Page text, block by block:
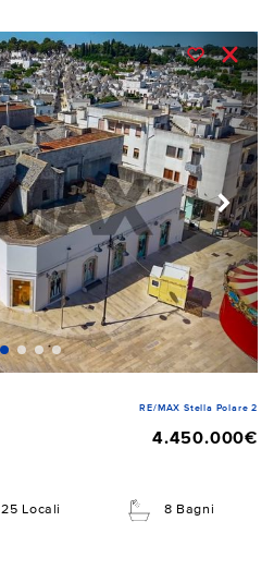
RE/MAX Stella Polare 2
4.450.000€
25 Locali 8 Bagni